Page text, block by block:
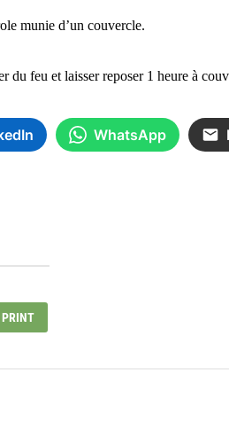
munie d’un couvercle.
du feu et laisser reposer 1 heure à
WhatsApp
PRINT